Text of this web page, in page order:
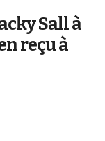
Sall à
reçu à